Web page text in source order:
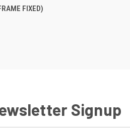
LOPPUFIXED)
Signup